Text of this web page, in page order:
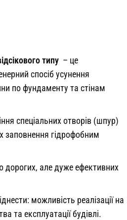
типу – це
спосіб усунення
по фундаменту та стінам
спеціальних отворів (шпур)
заповнення гідрофобним
дорогих, але дуже ефективних
можливість реалізації на
та експлуатації будівлі.